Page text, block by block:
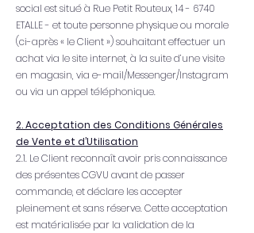
social est situé à Rue Petit Routeux, 14 - 6740
ETALLE - et toute personne physique ou morale
(ci-après « le Client ») souhaitant effectuer un
achat via le site internet, à la suite d’une visite
en magasin, via e-mail/Messenger/Instagram
ou via un appel téléphonique.
2. Acceptation des Conditions Générales
de Vente et d’Utilisation
2.1. Le Client reconnaît avoir pris connaissance
des présentes CGVU avant de passer
commande, et déclare les accepter
pleinement et sans réserve. Cette acceptation
est matérialisée par la validation de la